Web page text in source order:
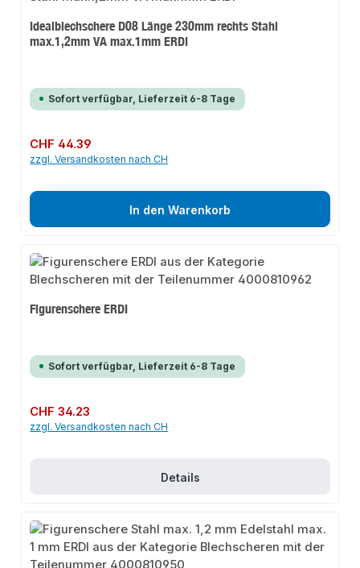
Idealblechschere D08 Länge 230mm rechts Stahl
max.1,2mm VA max.1mm ERDI
Sofort verfügbar, Lieferzeit 6-8 Tage
Regulärer Preis:
CHF 44.39
zzgl. Versandkosten nach CH
In den Warenkorb
Figurenschere ERDI
Sofort verfügbar, Lieferzeit 6-8 Tage
Regulärer Preis:
CHF 34.23
zzgl. Versandkosten nach CH
Details